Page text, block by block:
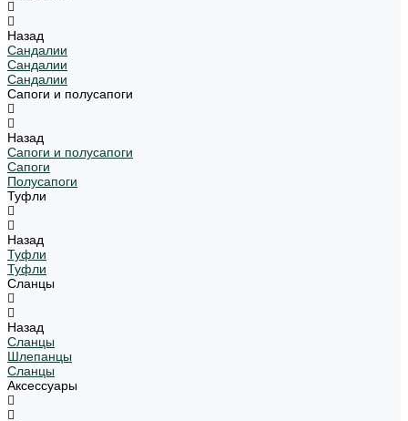
Назад
Сандалии
Сандалии
Сандалии
Сапоги и полусапоги
Назад
Сапоги и полусапоги
Сапоги
Полусапоги
Туфли
Назад
Туфли
Туфли
Сланцы
Назад
Сланцы
Шлепанцы
Сланцы
Аксессуары